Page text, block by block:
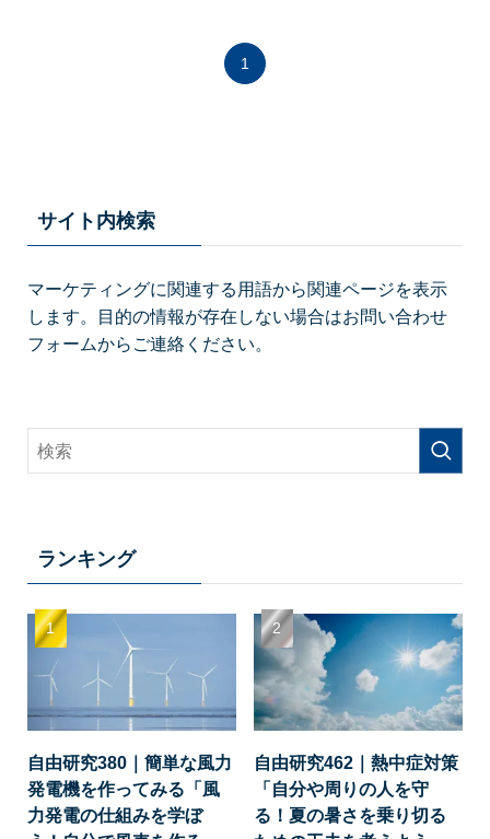
1
サイト内検索
マーケティングに関連する用語から関連ページを表示
します。目的の情報が存在しない場合はお問い合わせ
フォームからご連絡ください。
ランキング
自由研究380｜簡単な風力
発電機を作ってみる「風
力発電の仕組みを学ぼ
自由研究462｜熱中症対策
「自分や周りの人を守
る！夏の暑さを乗り切る